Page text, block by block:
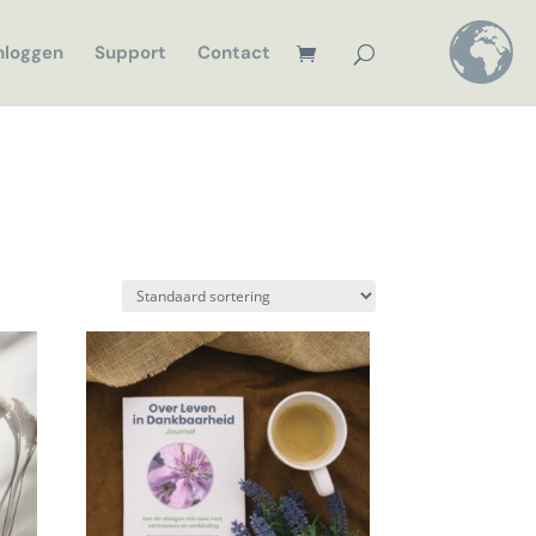
Support Contact